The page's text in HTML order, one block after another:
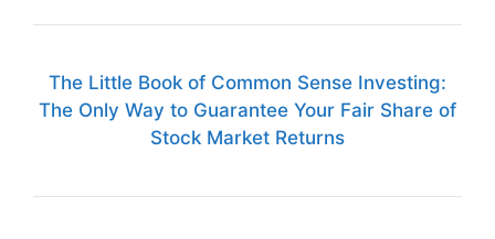
The Little Book of Common Sense Investing:
The Only Way to Guarantee Your Fair Share of
Stock Market Returns